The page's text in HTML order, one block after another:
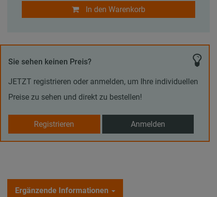
In den Warenkorb
Sie sehen keinen Preis?
JETZT registrieren oder anmelden, um Ihre individuellen
Preise zu sehen und direkt zu bestellen!
Registrieren Anmelden
Ergänzende Informationen